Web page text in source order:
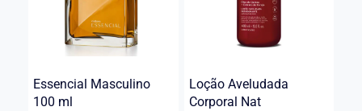
Essencial Masculino
100 ml
Loção Aveludada
Corporal Nat